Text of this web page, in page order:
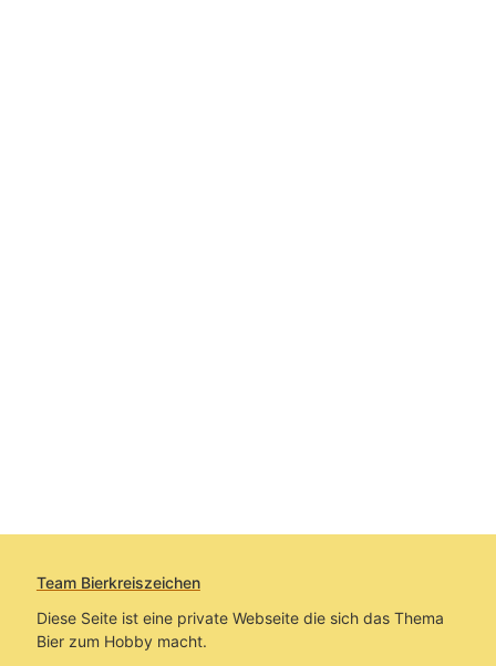
Team Bierkreiszeichen
Diese Seite ist eine private Webseite die sich das Thema
Bier zum Hobby macht.